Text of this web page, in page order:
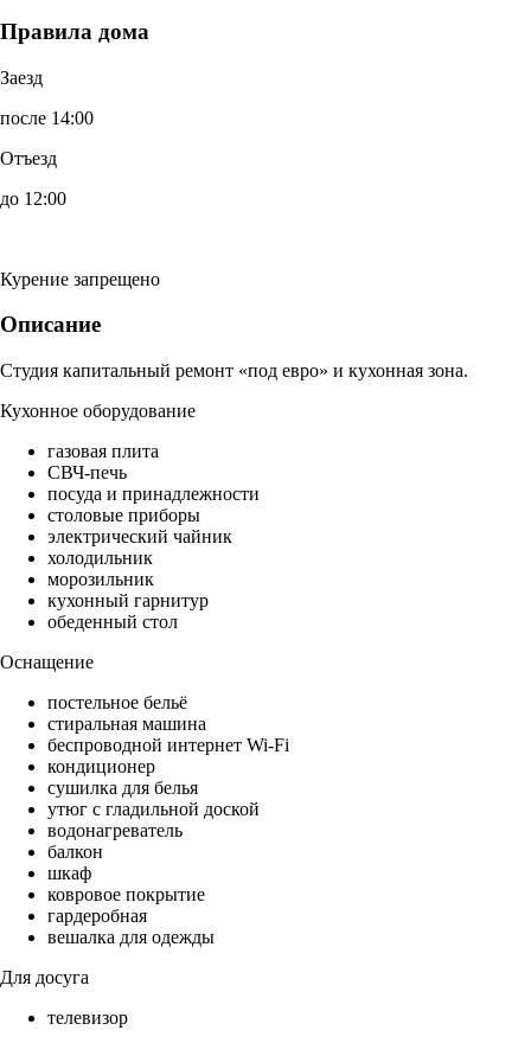
Правила дома
Заезд
после 14:00
Отъезд
до 12:00
Курение запрещено
Описание
Студия капитальный ремонт «под евро» и кухонная зона.
Кухонное оборудование
газовая плита
СВЧ-печь
посуда и принадлежности
столовые приборы
электрический чайник
холодильник
морозильник
кухонный гарнитур
обеденный стол
Оснащение
постельное бельё
стиральная машина
беспроводной интернет Wi-Fi
кондиционер
сушилка для белья
утюг с гладильной доской
водонагреватель
балкон
шкаф
ковровое покрытие
гардеробная
вешалка для одежды
Для досуга
телевизор